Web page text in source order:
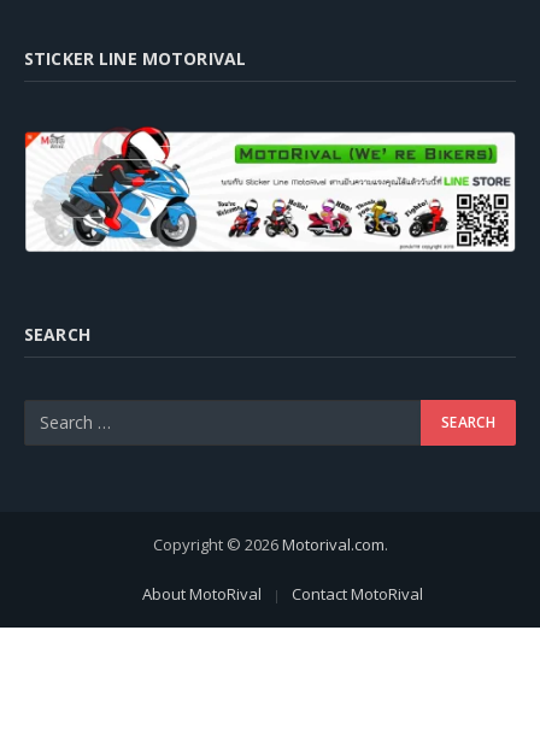
STICKER LINE MOTORIVAL
SEARCH
Copyright © 2026Motorival.com.
About MotoRival Contact MotoRival